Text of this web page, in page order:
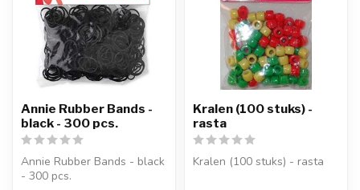
Annie Rubber Bands -
black - 300 pcs.
Annie Rubber Bands - black
- 300 pcs.
Kralen (100 stuks) -
rasta
Kralen (100 stuks) - rasta